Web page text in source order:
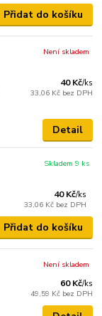
Přidat do košíku
40 Kč/ks
33,06 Kč bez DPH
Není skladem
Detail
40 Kč/ks
33,06 Kč bez DPH
Skladem 9 ks
Přidat do košíku
60 Kč/ks
49,59 Kč bez DPH
Není skladem